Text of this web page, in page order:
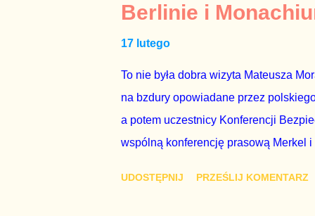
przedterminowymi wyborami
Bezpieczeństwa Wewnętrznego, a
Berlinie i
17 lutego
To nie była dobra wizyta Mateusza
na bzdury opowiadane przez
a potem uczestnicy Konferencji
wspólną konferencję prasową Merkel
UDOSTĘPNIJ PRZEŚLIJ KOMENTARZ